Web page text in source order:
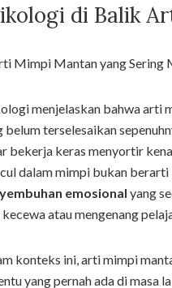
di Balik
menjelaskan bahwa arti
belum terselesaikan
bekerja keras menyortir
dalam mimpi bukan
emosional yang
kecewa atau mengenang
konteks ini, arti mimpi
yang pernah ada di masa